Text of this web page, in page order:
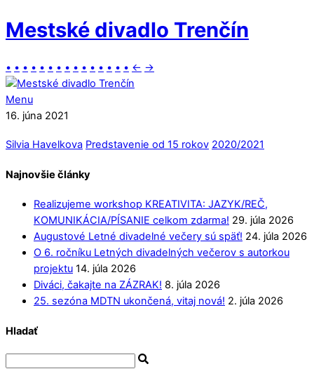
Mestské divadlo Trenčín
• • • • • • • • • • • • • • • ← →
Menu
16. júna 2021
Silvia Havelkova Predstavenie od 15 rokov 2020/2021
Najnovšie články
Realizujeme workshop KREATIVITA: JAZYK/REČ,
KOMUNIKÁCIA/PÍSANIE celkom zdarma! 29. júla 2026
Augustové Letné divadelné večery sú späť! 24. júla 2026
O 6. ročníku Letných divadelných večerov s autorkou
projektu 14. júla 2026
Diváci, čakajte na ZÁZRAK! 8. júla 2026
25. sezóna MDTN ukončená, vitaj nová! 2. júla 2026
Hladať